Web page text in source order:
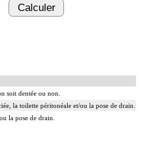
Calculer
soit dentée ou non.
la toilette péritonéale et/ou la pose de drain.
la pose de drain.